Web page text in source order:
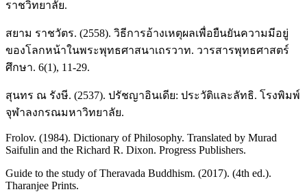
ราชวิทยาลัย.
สยาม ราชวัตร. (2558). วิธีการอ้างเหตุผลเพื่อยืนยันความมีอยู่
ของโลกหน้าในพระพุทธศาสนาเถรวาท. วารสารพุทธศาสตร์
ศึกษา. 6(1), 11-29.
สุนทร ณ รังษี. (2537). ปรัชญาอินเดีย: ประวัติและลัทธิ. โรงพิมพ์
จุฬาลงกรณมหาวิทยาลัย.
Frolov. (1984). Dictionary of Philosophy. Translated by Murad
Saifulin and the Richard R. Dixon. Progress Publishers.
Guide to the study of Theravada Buddhism. (2017). (4th ed.).
Tharanjee Prints.